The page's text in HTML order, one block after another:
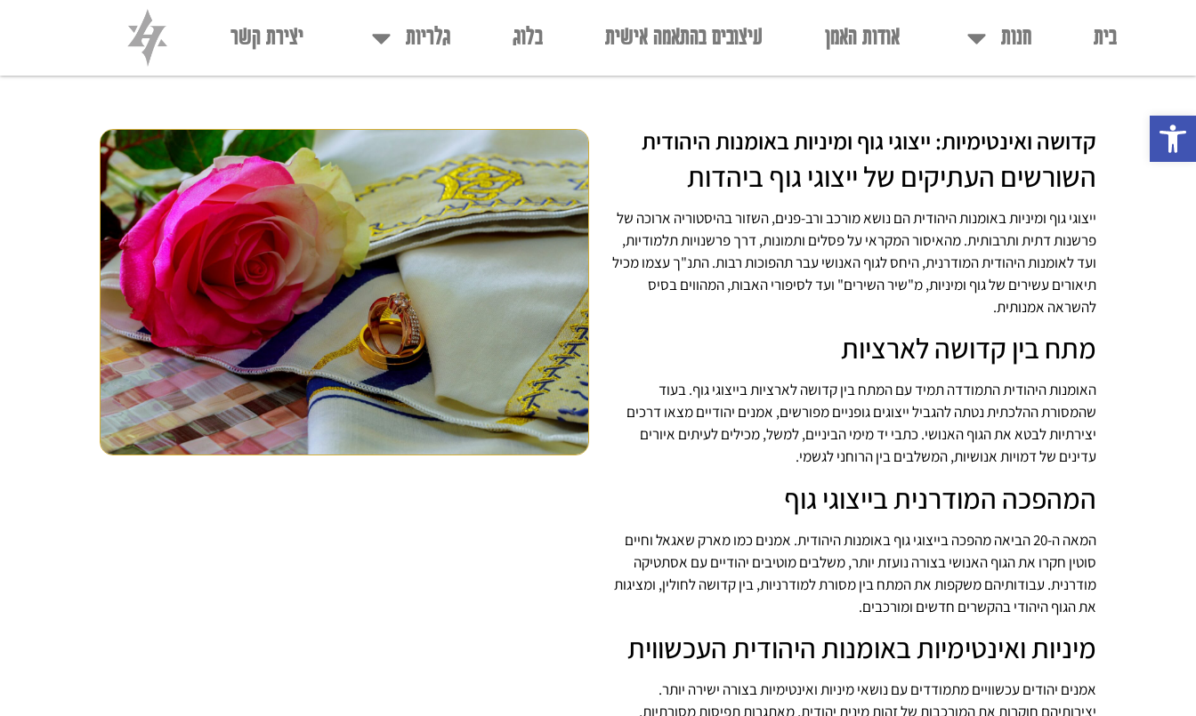
פתח סרגל נגישות
בית חנות אודות האמן עיצובים בהתאמה אישית בלוג גלריות יצירת קשר
קדושה ואינטימיות: ייצוגי גוף ומיניות באומנות היהודית
השורשים העתיקים של ייצוגי גוף ביהדות
ייצוגי גוף ומיניות באומנות היהודית הם נושא מורכב ורב-פנים, השזור בהיסטוריה ארוכה של
פרשנות דתית ותרבותית. מהאיסור המקראי על פסלים ותמונות, דרך פרשנויות תלמודיות,
ועד לאומנות היהודית המודרנית, היחס לגוף האנושי עבר תהפוכות רבות. התנ"ך עצמו מכיל
תיאורים עשירים של גוף ומיניות, מ"שיר השירים" ועד לסיפורי האבות, המהווים בסיס
להשראה אמנותית.
מתח בין קדושה לארציות
האומנות היהודית התמודדה תמיד עם המתח בין קדושה לארציות בייצוגי גוף. בעוד
שהמסורת ההלכתית נטתה להגביל ייצוגים גופניים מפורשים, אמנים יהודיים מצאו דרכים
יצירתיות לבטא את הגוף האנושי. כתבי יד מימי הביניים, למשל, מכילים לעיתים איורים
עדינים של דמויות אנושיות, המשלבים בין הרוחני לגשמי.
המהפכה המודרנית בייצוגי גוף
המאה ה-20 הביאה מהפכה בייצוגי גוף באומנות היהודית. אמנים כמו מארק שאגאל וחיים
סוטין חקרו את הגוף האנושי בצורה נועזת יותר, משלבים מוטיבים יהודיים עם אסתטיקה
מודרנית. עבודותיהם משקפות את המתח בין מסורת למודרניות, בין קדושה לחולין, ומציגות
את הגוף היהודי בהקשרים חדשים ומורכבים.
מיניות ואינטימיות באומנות היהודית העכשווית
אמנים יהודים עכשוויים מתמודדים עם נושאי מיניות ואינטימיות בצורה ישירה יותר.
יצירותיהם חוקרות את המורכבות של זהות מינית יהודית, מאתגרות תפיסות מסורתיות,